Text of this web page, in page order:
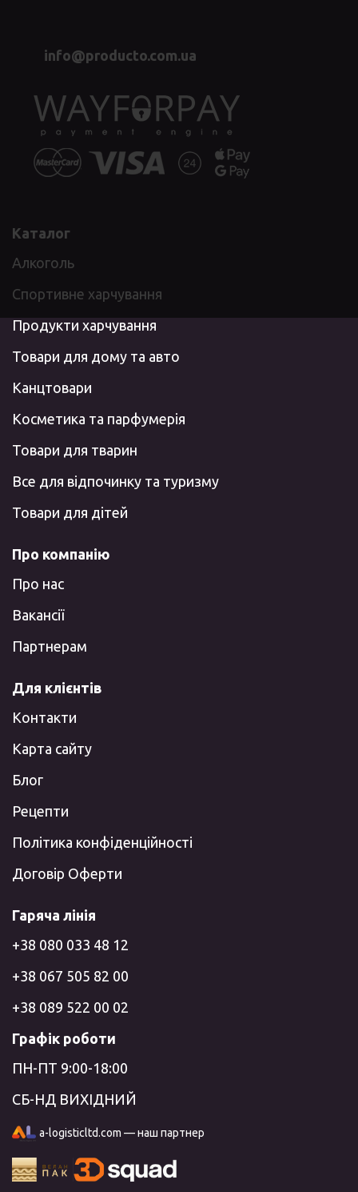
info@producto.com.ua
Каталог
Алкоголь
Спортивне харчування
Продукти харчування
Товари для дому та авто
Канцтовари
Косметика та парфумерія
Товари для тварин
Все для відпочинку та туризму
Товари для дітей
Про компанію
Про нас
Вакансії
Партнерам
Для клієнтів
Контакти
Карта сайту
Блог
Рецепти
Політика конфіденційності
Договір Оферти
Гаряча лінія
+38 080 033 48 12
+38 067 505 82 00
+38 089 522 00 02
Графік роботи
ПН-ПТ 9:00-18:00
СБ-НД ВИХІДНИЙ
a-logisticltd.com — наш партнер